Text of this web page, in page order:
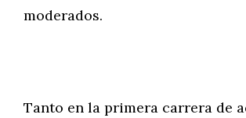
moderados.
Tanto en la primera carrera de